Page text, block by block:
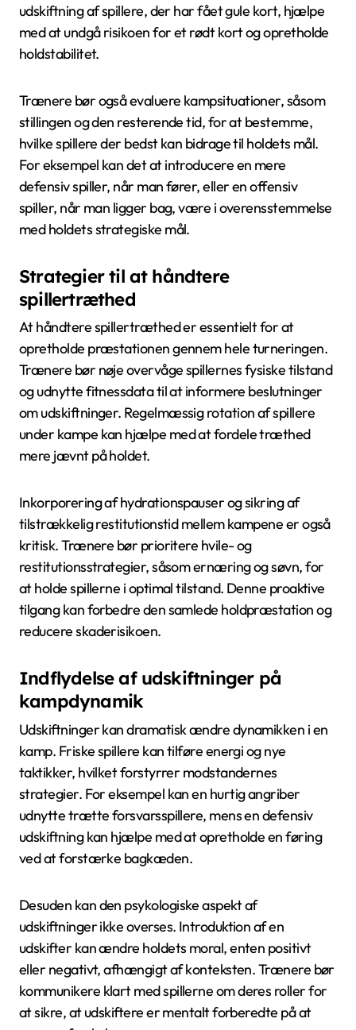
udskiftning af spillere, der har fået gule kort, hjælpe
med at undgå risikoen for et rødt kort og opretholde
holdstabilitet.
Trænere bør også evaluere kampsituationer, såsom
stillingen og den resterende tid, for at bestemme,
hvilke spillere der bedst kan bidrage til holdets mål.
For eksempel kan det at introducere en mere
defensiv spiller, når man fører, eller en offensiv
spiller, når man ligger bag, være i overensstemmelse
med holdets strategiske mål.
Strategier til at håndtere
spillertræthed
At håndtere spillertræthed er essentielt for at
opretholde præstationen gennem hele turneringen.
Trænere bør nøje overvåge spillernes fysiske tilstand
og udnytte fitnessdata til at informere beslutninger
om udskiftninger. Regelmæssig rotation af spillere
under kampe kan hjælpe med at fordele træthed
mere jævnt på holdet.
Inkorporering af hydrationspauser og sikring af
tilstrækkelig restitutionstid mellem kampene er også
kritisk. Trænere bør prioritere hvile- og
restitutionsstrategier, såsom ernæring og søvn, for
at holde spillerne i optimal tilstand. Denne proaktive
tilgang kan forbedre den samlede holdpræstation og
reducere skaderisikoen.
Indflydelse af udskiftninger på
kampdynamik
Udskiftninger kan dramatisk ændre dynamikken i en
kamp. Friske spillere kan tilføre energi og nye
taktikker, hvilket forstyrrer modstandernes
strategier. For eksempel kan en hurtig angriber
udnytte trætte forsvarsspillere, mens en defensiv
udskiftning kan hjælpe med at opretholde en føring
ved at forstærke bagkæden.
Desuden kan den psykologiske aspekt af
udskiftninger ikke overses. Introduktion af en
udskifter kan ændre holdets moral, enten positivt
eller negativt, afhængigt af konteksten. Trænere bør
kommunikere klart med spillerne om deres roller for
at sikre, at udskiftere er mentalt forberedte på at